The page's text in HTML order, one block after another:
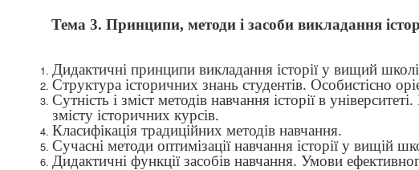
Тема 3. Принципи, методи і засоби викладання
Дидактичні принципи викладання історії у вищий
Структура історичних знань студентів. Особистісно
Сутність і зміст методів навчання історії в
змісту історичних курсів.
Класифікація традиційних методів навчання.
Сучасні методи оптимізації навчання історії у вищій
Дидактичні функції засобів навчання. Умови